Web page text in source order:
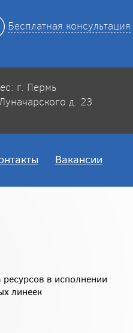
Бесплатная консультация
г. Пермь
д. 23
Вакансии
в исполнении
линеек